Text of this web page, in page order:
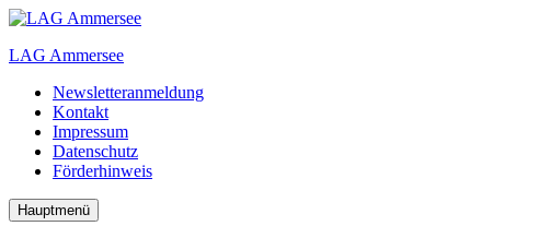
Zum
springen
LAG Ammersee
Newsletteranmeldung
Kontakt
Impressum
Datenschutz
Förderhinweis
Hauptmenü